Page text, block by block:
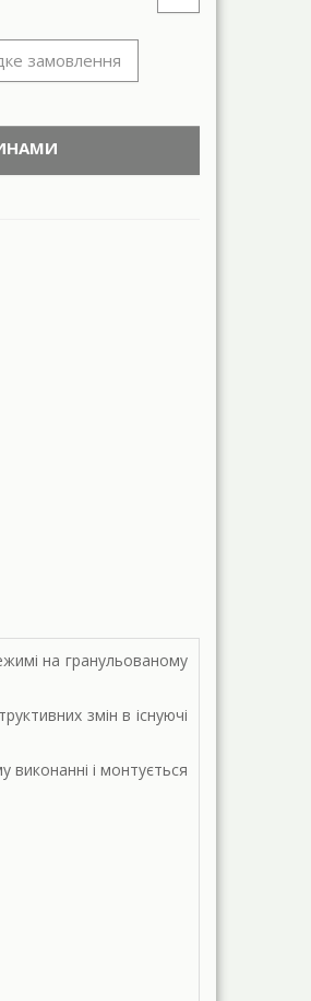
замовлення
на гранульованому
змін в існуючі
виконанні і монтується